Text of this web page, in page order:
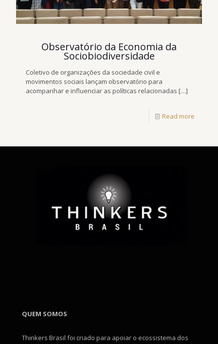
Observatório da Economia da
Sociobiodiversidade
Coletivo de organizações da sociedade civil e
movimentos sociais lançam observatório para
acompanhar e influenciar as políticas relacionadas […]
Read more
QUEM SOMOS
Thinkers Brasil foi criado para apoiar o ecossistema dos